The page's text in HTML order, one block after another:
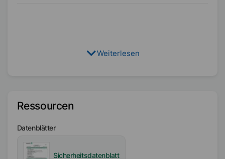
Weiterlesen
Ressourcen
Datenblätter
Sicherheitsdatenblatt